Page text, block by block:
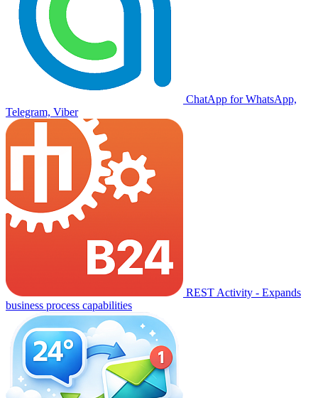
ChatApp for WhatsApp,
Telegram, Viber
REST Activity - Expands
business process capabilities